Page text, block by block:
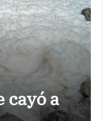
cayó a